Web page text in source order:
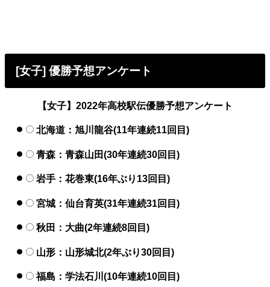
[女子] 優勝予想アンケート
【女子】2022年高校駅伝優勝予想アンケート
北海道：旭川龍谷(11年連続11回目)
青森：青森山田(30年連続30回目)
岩手：花巻東(16年ぶり13回目)
宮城：仙台育英(31年連続31回目)
秋田：大曲(2年連続8回目)
山形：山形城北(2年ぶり30回目)
福島：学法石川(10年連続10回目)